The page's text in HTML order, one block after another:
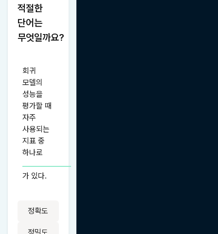
적절한
단어는
무엇일까요?
회귀
모델의
성능을
평가할 때
자주
사용되는
지표 중
하나로
가 있다.
정확도